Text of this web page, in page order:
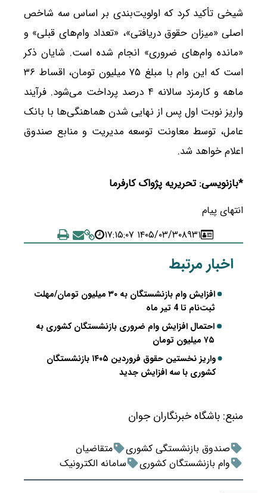
شیخی تأکید کرد که اولویت‌بندی بر اساس سه شاخص
اصلی «میزان حقوق دریافتی»، «تعداد وام‌های قبلی» و
«مانده وام‌های ضروری» انجام شده است. شایان ذکر
است که این وام با مبلغ ۷۵ میلیون تومان، اقساط ۳۶
ماهه و کارمزد سالانه ۴ درصد پرداخت می‌شود. فرآیند
واریز نوبت اول پس از نهایی شدن هماهنگی‌ها با بانک
عامل، توسط معاونت توسعه مدیریت و منابع صندوق
اعلام خواهد شد.
*بازنویسی: تحریریه پژواک کارفرما
انتهای پیام
۸۹۳۱۱۴۰۵/۰۳/۳۰ ۱۷:۱۵:۰۷
اخبار مرتبط
افزایش وام بازنشستگان به ۳۰ میلیون تومان/مهلت
ثبت‌نام تا 4 تیر ماه
احتمال افزایش وام ضروری بازنشستگان کشوری به
۷۵ میلیون تومان
واریز نخستین حقوق فروردین ۱۴۰۵ بازنشستگان
کشوری با سه افزایش جدید
منبع: باشگاه خبرنگاران جوان
صندوق بازنشستگی کشوری
متقاضیان
وام بازنشستگان کشوری
سامانه الکترونیک